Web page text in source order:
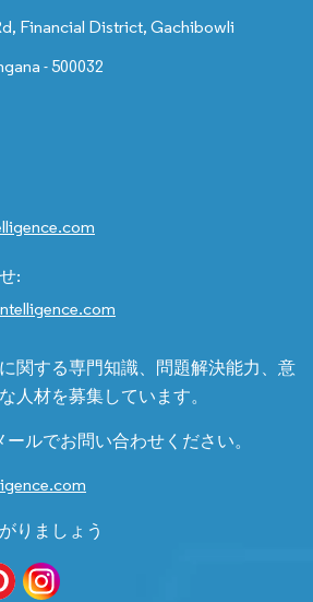
Financial District, Gachibowli
- 500032
:
関する専門知識、問題解決能力、意
人材を募集しています。
ルでお問い合わせください。
りましょう